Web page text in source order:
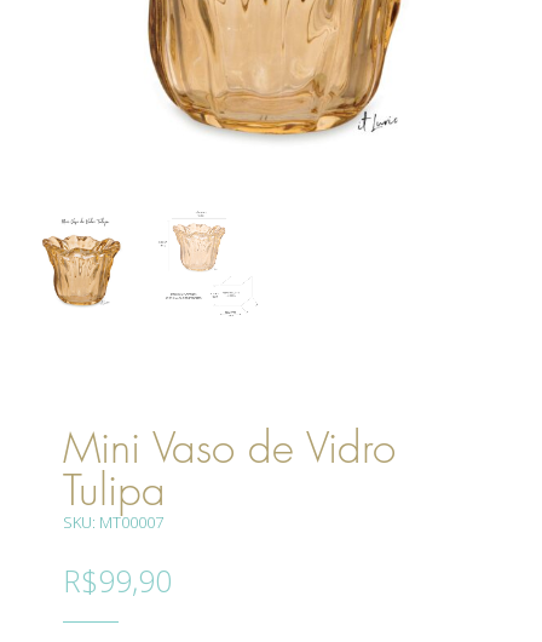
Mini Vaso de Vidro
Tulipa
SKU: MT00007
R$99,90